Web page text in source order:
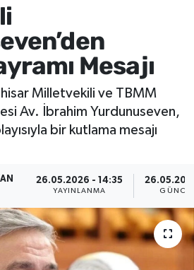
Mesajı
Milletvekili ve TBMM
Av. İbrahim Yurdunuseven,
bir kutlama mesajı
26.05.2026 - 14:35
YAYINLANMA